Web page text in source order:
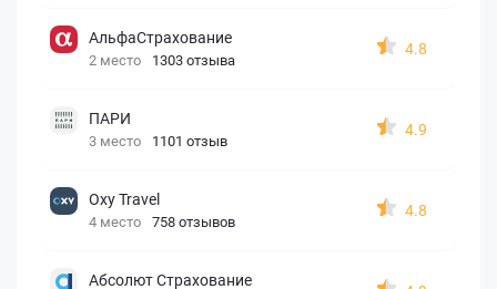
АльфаСтрахование
2 место 1303 отзыва
4.8
ПАРИ
3 место 1101 отзыв
4.9
Oxy Travel
4 место 758 отзывов
4.8
Абсолют Страхование